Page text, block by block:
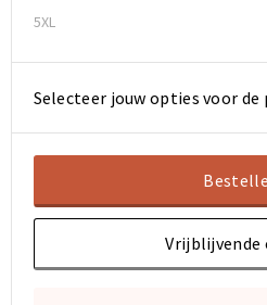
5XL
Selecteer jouw opties voor de